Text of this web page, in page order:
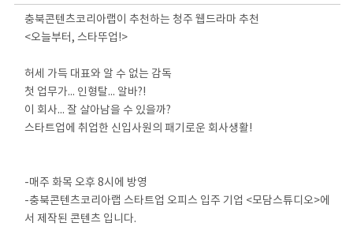
충북콘텐츠코리아랩이 추천하는 청주 웹드라마 추천
<오늘부터, 스타뚜업!>
허세 가득 대표와 알 수 없는 감독
첫 업무가... 인형탈... 알바?!
이 회사... 잘 살아남을 수 있을까?
스타트업에 취업한 신입사원의 패기로운 회사생활!
-매주 화목 오후 8시에 방영
-충북콘텐츠코리아랩 스타트업 오피스 입주 기업 <모담스튜디오>에
서 제작된 콘텐츠 입니다.